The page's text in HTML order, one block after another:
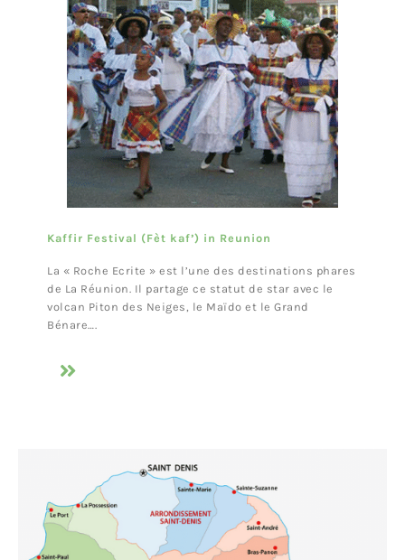
Kaffir Festival (Fèt kaf’) in Reunion
La « Roche Ecrite » est l’une des destinations phares
de La Réunion. Il partage ce statut de star avec le
volcan Piton des Neiges, le Maïdo et le Grand
Bénare….